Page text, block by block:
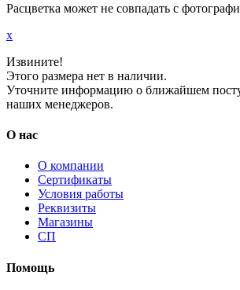
Расцветка может не совпадать с
x
Извините!
Этого размера нет в наличии.
Уточните информацию о ближайшем
наших менеджеров.
О нас
О компании
Сертификаты
Условия работы
Реквизиты
Магазины
СП
Помощь